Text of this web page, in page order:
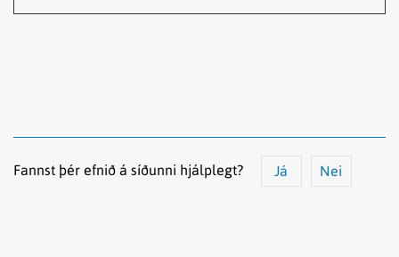
Fannst þér efnið á síðunni hjálplegt? Já Nei